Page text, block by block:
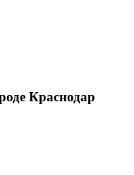
Краснодар